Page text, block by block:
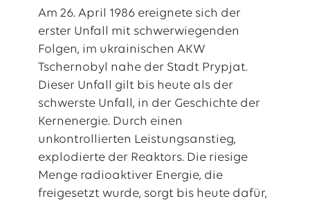
Am 26. April 1986 ereignete sich der
erster Unfall mit schwerwiegenden
Folgen, im ukrainischen AKW
Tschernobyl nahe der Stadt Prypjat.
Dieser Unfall gilt bis heute als der
schwerste Unfall, in der Geschichte der
Kernenergie. Durch einen
unkontrollierten Leistungsanstieg,
explodierte der Reaktors. Die riesige
Menge radioaktiver Energie, die
freigesetzt wurde, sorgt bis heute dafür,